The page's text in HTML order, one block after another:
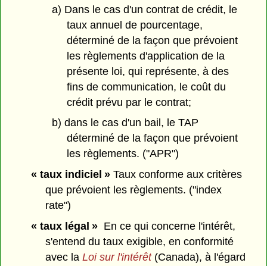
a) Dans le cas d'un contrat de crédit, le
taux annuel de pourcentage,
déterminé de la façon que prévoient
les règlements d'application de la
présente loi, qui représente, à des
fins de communication, le coût du
crédit prévu par le contrat;
b) dans le cas d'un bail, le TAP
déterminé de la façon que prévoient
les règlements. ("APR")
« taux indiciel »Taux conforme aux critères
que prévoient les règlements. ("index
rate")
« taux légal »En ce qui concerne l'intérêt,
s'entend du taux exigible, en conformité
avec laLoi sur l'intérêt (Canada), à l'égard